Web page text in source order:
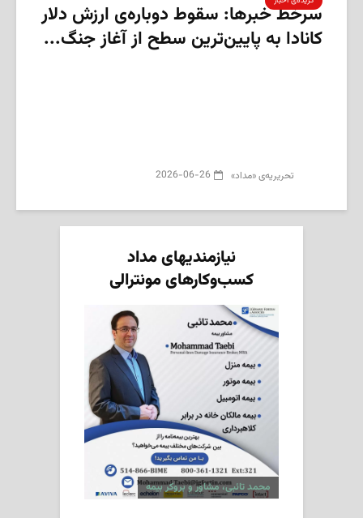
سرخط خبرها: سقوط دوباره‌ی ارزش دلار
کانادا به پایین‌ترین سطح از آغاز جنگ...
تحریریه‌ی «مداد» 2026-06-26
نیازمندیهای مداد
کسب‌وکارهای مونترالی
محمد تائبی، مشاور و بروکر بیمه